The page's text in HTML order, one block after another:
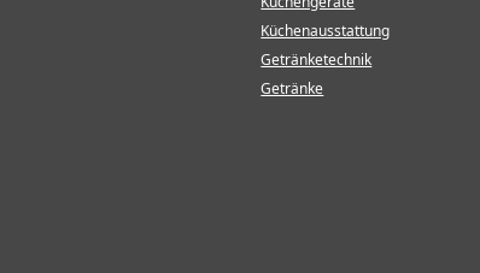
Küchenausstattung
Getränketechnik
Getränke